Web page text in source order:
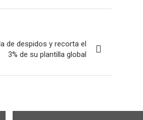
de despidos y recorta el
3% de su plantilla global